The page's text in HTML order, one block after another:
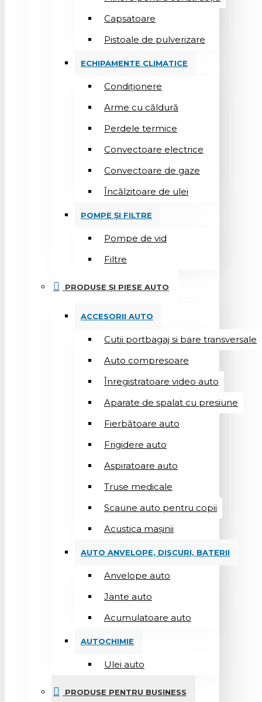
Capsatoare
Pistoale de pulverizare
ECHIPAMENTE CLIMATICE
Condiționere
Arme cu căldură
Perdele termice
Convectoare electrice
Convectoare de gaze
Încălzitoare de ulei
POMPE ȘI FILTRE
Pompe de vid
Filtre
PRODUSE ȘI PIESE AUTO
ACCESORII AUTO
Cutii portbagaj si bare transversale
Auto compresoare
Înregistratoare video auto
Aparate de spalat cu presiune
Fierbătoare auto
Frigidere auto
Aspiratoare auto
Truse medicale
Scaune auto pentru copii
Acustica mașinii
AUTO ANVELOPE, DISCURI, BATERII
Anvelope auto
Jante auto
Acumulatoare auto
AUTOCHIMIE
Ulei auto
PRODUSE PENTRU BUSINESS